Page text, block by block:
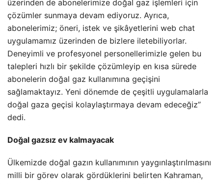
üzerinden de abonelerimize doğal gaz işlemleri için
çözümler sunmaya devam ediyoruz. Ayrıca,
abonelerimiz; öneri, istek ve şikâyetlerini web chat
uygulamamız üzerinden de bizlere iletebiliyorlar.
Deneyimli ve profesyonel personellerimizle gelen bu
talepleri hızlı bir şekilde çözümleyip en kısa sürede
abonelerin doğal gaz kullanımına geçişini
sağlamaktayız. Yeni dönemde de çeşitli uygulamalarla
doğal gaza geçisi kolaylaştırmaya devam edeceğiz”
dedi.
Doğal gazsız ev kalmayacak
Ülkemizde doğal gazın kullanımının yaygınlaştırılmasını
milli bir görev olarak gördüklerini belirten Kahraman,